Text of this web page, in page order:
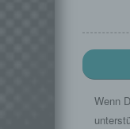
Wenn